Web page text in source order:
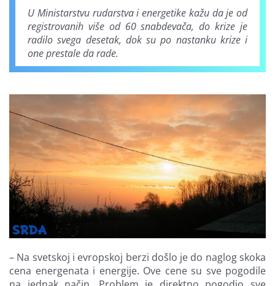
U Ministarstvu rudarstva i energetike kažu da je od
registrovanih više od 60 snabdevača, do krize je
radilo svega desetak, dok su po nastanku krize i
one prestale da rade.
– Na svetskoj i evropskoj berzi došlo je do naglog skoka
cena energenata i energije. Ove cene su sve pogodile